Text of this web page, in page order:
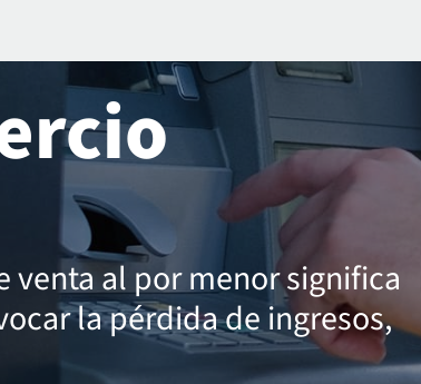
venta al por menor significa
la pérdida de ingresos,